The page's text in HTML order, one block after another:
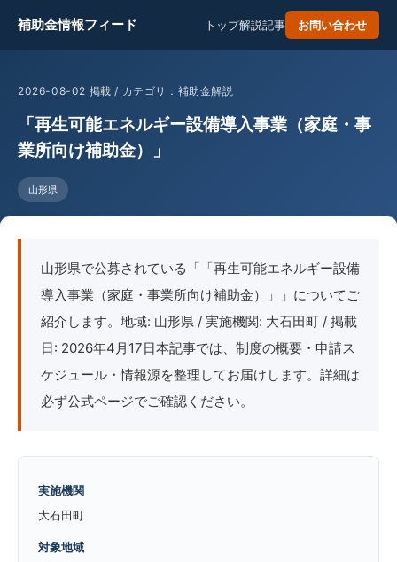
補助金情報フィード トップ解説記事 お問い合わせ
2026-08-02 掲載 / カテゴリ：補助金解説
「再生可能エネルギー設備導入事業（家庭・事
業所向け補助金）」
山形県
山形県で公募されている「「再生可能エネルギー設備
導入事業（家庭・事業所向け補助金）」」についてご
紹介します。地域: 山形県 / 実施機関: 大石田町 / 掲載
日: 2026年4月17日本記事では、制度の概要・申請ス
ケジュール・情報源を整理してお届けします。詳細は
必ず公式ページでご確認ください。
実施機関
大石田町
対象地域